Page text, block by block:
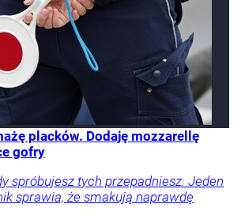
placków. Dodaję mozzarellę
gofry
spróbujesz tych przepadniesz. Jeden
sprawia, że smakują naprawdę